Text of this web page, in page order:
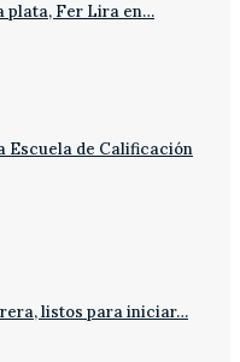
plata, Fer Lira en…
Escuela de Calificación
listos para iniciar…